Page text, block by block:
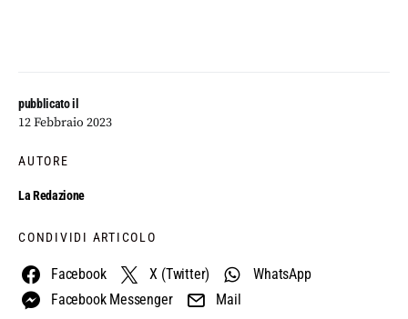
pubblicato il
12 Febbraio 2023
AUTORE
La Redazione
CONDIVIDI ARTICOLO
Facebook X (Twitter)
WhatsApp
Facebook Messenger
Mail